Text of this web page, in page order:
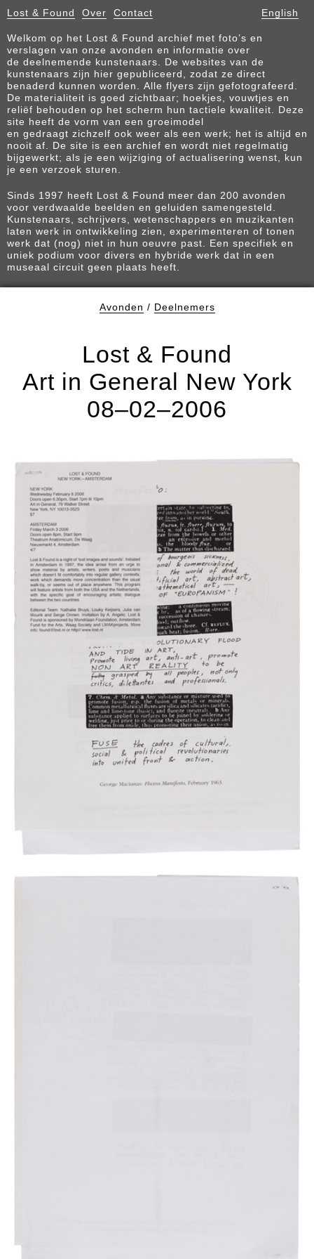
Lost & Found Over Contact English
Welkom op het Lost & Found archief met foto’s en
verslagen van onze avonden en informatie over
de deelnemende kunstenaars. De websites van de
kunstenaars zijn hier gepubliceerd, zodat ze direct
benaderd kunnen worden. Alle flyers zijn gefotografeerd.
De materialiteit is goed zichtbaar; hoekjes, vouwtjes en
reliëf behouden op het scherm hun tactiele kwaliteit. Deze
site heeft de vorm van een groeimodel
en gedraagt zichzelf ook weer als een werk; het is altijd en
nooit af. De site is een archief en wordt niet regelmatig
bijgewerkt; als je een wijziging of actualisering wenst, kun
je een verzoek sturen.
Sinds 1997 heeft Lost & Found meer dan 200 avonden
voor verdwaalde beelden en geluiden samengesteld.
Kunstenaars, schrijvers, wetenschappers en muzikanten
laten werk in ontwikkeling zien, experimenteren of tonen
werk dat (nog) niet in hun oeuvre past. Een specifiek en
uniek podium voor divers en hybride werk dat in een
museaal circuit geen plaats heeft.
Avonden / Deelnemers
Lost & Found
Art in General New York
08–02–2006